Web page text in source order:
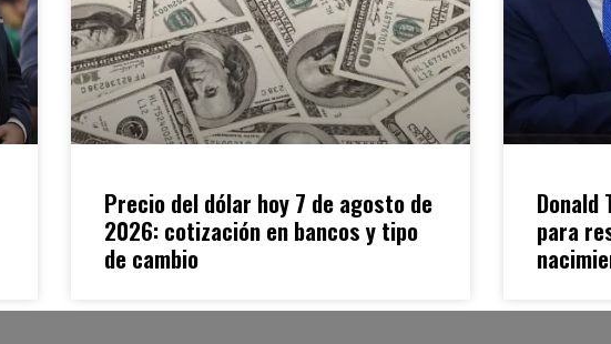
Precio del dólar hoy 7 de agosto de
2026: cotización en bancos y tipo
de cambio
Donald
para